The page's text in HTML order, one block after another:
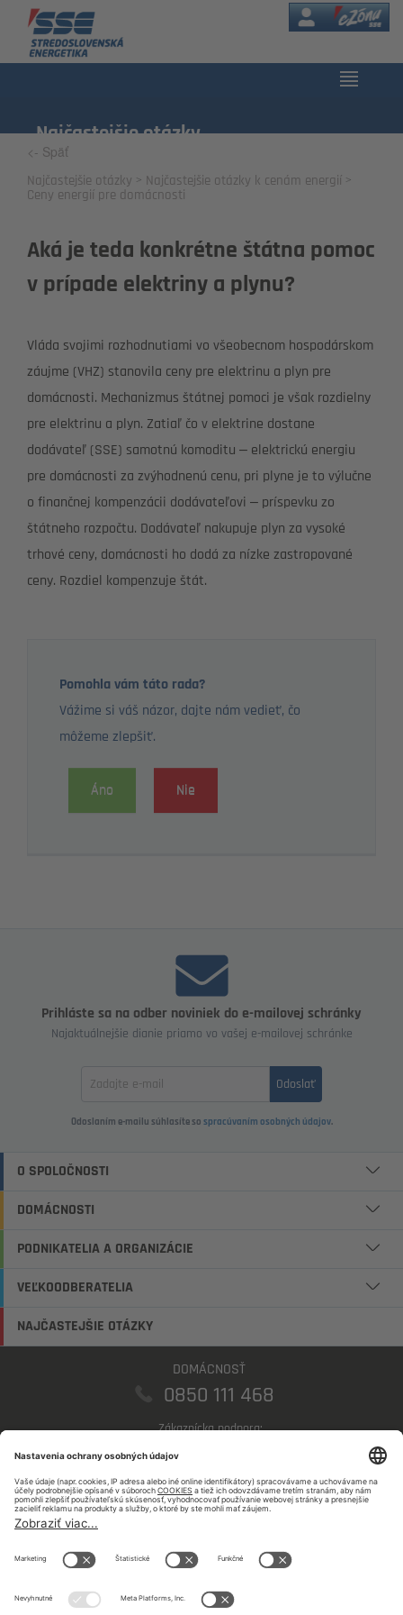
eZóna
Najčastejšie otázky
<- Späť
Najčastejšie otázky
Najčastejšie otázky k cenám energií
Ceny energií pre domácnosti
Aká je teda konkrétne štátna pomoc
v prípade elektriny a plynu?
Vláda svojimi rozhodnutiami vo všeobecnom hospodárskom
záujme (VHZ) stanovila ceny pre elektrinu a plyn pre
domácnosti. Mechanizmus štátnej pomoci je však rozdielny
pre elektrinu a plyn. Zatiaľ čo v elektrine dostane
dodávateľ (SSE) samotnú komoditu – elektrickú energiu
pre domácnosti za zvýhodnenú cenu, pri plyne je to výlučne
o finančnej kompenzácii dodávateľovi – príspevku zo
štátneho rozpočtu. Dodávateľ nakupuje plyn za vysoké
trhové ceny, domácnosti ho dodá za nízke zastropované
ceny. Rozdiel kompenzuje štát.
Pomohla vám táto rada?
Vážime si váš názor, dajte nám vedieť, čo
môžeme zlepšiť.
Áno Nie
Prihláste sa na odber noviniek do e-mailovej schránky
Najaktuálnejšie dianie priamo vo vašej e-mailovej schránke
Odoslať
Odoslaním e-mailu súhlasíte so spracúvaním osobných údajov.
O SPOLOČNOSTI
DOMÁCNOSTI
PODNIKATELIA A ORGANIZÁCIE
VEĽKOODBERATELIA
NAJČASTEJŠIE OTÁZKY
DOMÁCNOSŤ
0850 111 468
Zákaznícka podpora:
PODNIKATELIA
Zákaznícka podpora: